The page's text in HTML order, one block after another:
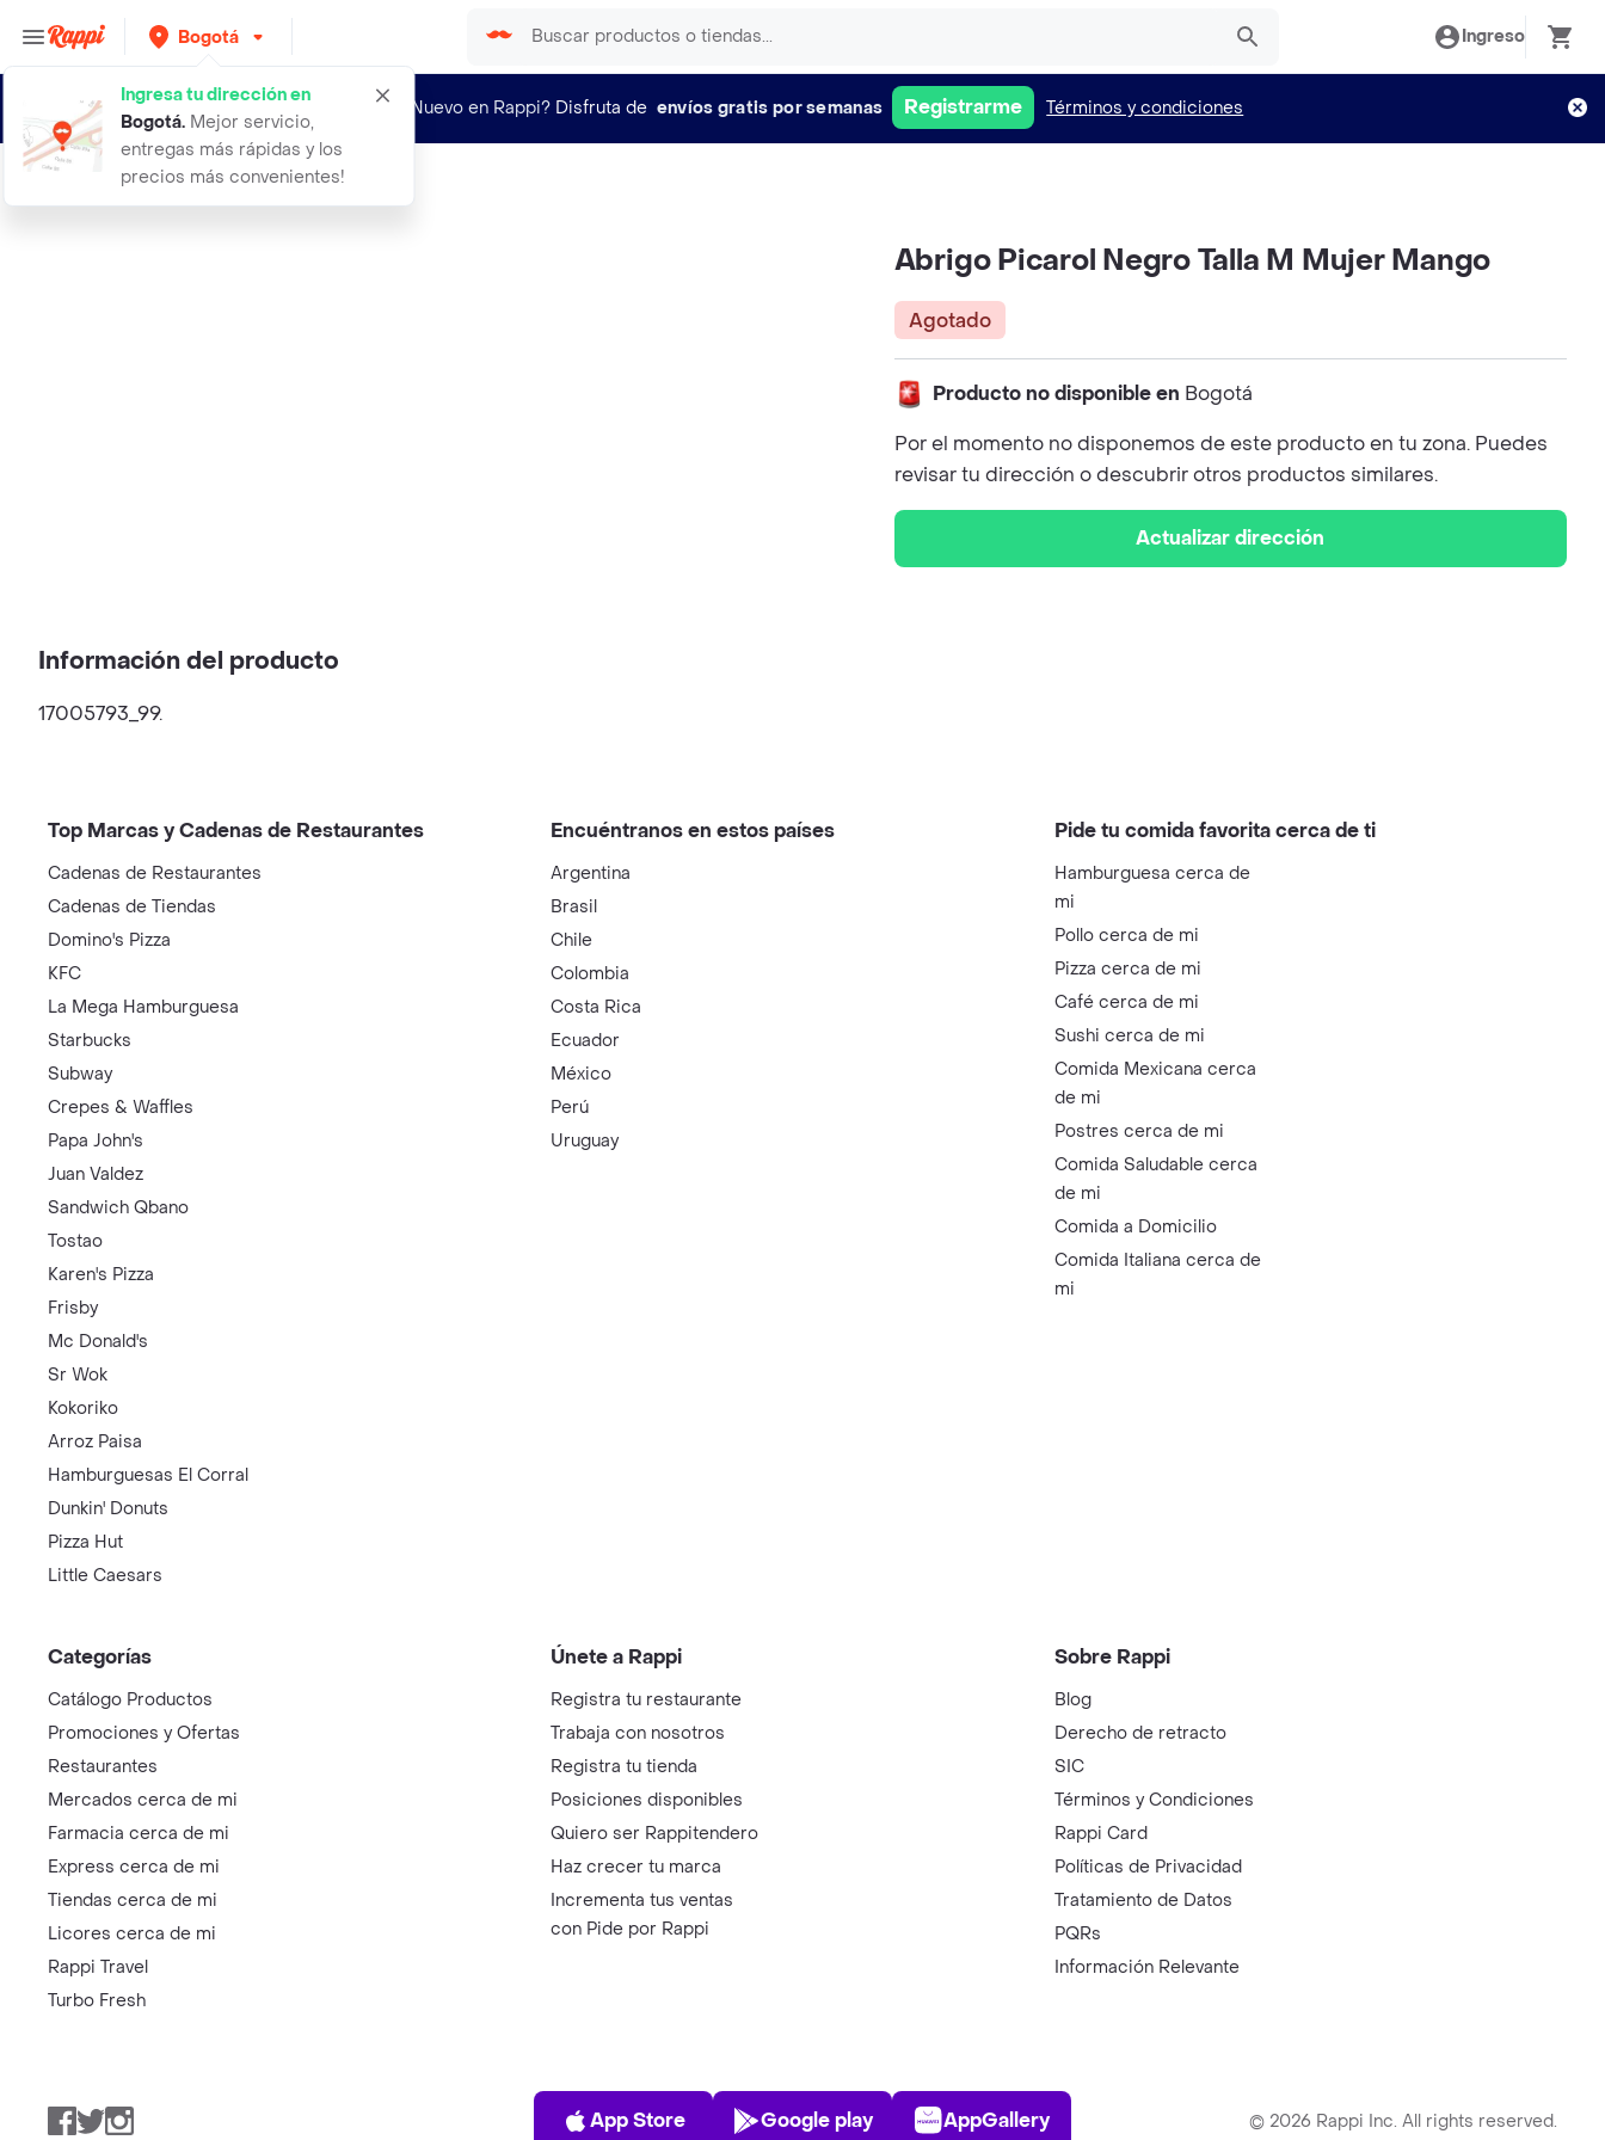
Bogotá
Ingresa tu dirección en
Bogotá. Mejor servicio,
entregas más rápidas y los
precios más convenientes!
Ingreso
¿Nuevo en Rappi? Disfruta de envíos gratis por semanas Registrarme Términos y condiciones
abrigo picarol negro talla m mujer
Abrigo Picarol Negro Talla M Mujer Mango
Agotado
Producto no disponible en Bogotá
Por el momento no disponemos de este producto en tu zona. Puedes
revisar tu dirección o descubrir otros productos similares.
Actualizar dirección
Información del producto
17005793_99.
Top Marcas y Cadenas de Restaurantes
Cadenas de Restaurantes
Cadenas de Tiendas
Domino's Pizza
KFC
La Mega Hamburguesa
Starbucks
Subway
Crepes & Waffles
Papa John's
Juan Valdez
Sandwich Qbano
Tostao
Karen's Pizza
Frisby
Mc Donald's
Sr Wok
Kokoriko
Arroz Paisa
Hamburguesas El Corral
Dunkin' Donuts
Pizza Hut
Little Caesars
Encuéntranos en estos países
Argentina
Brasil
Chile
Colombia
Costa Rica
Ecuador
México
Perú
Uruguay
Pide tu comida favorita cerca de ti
Hamburguesa cerca de
mi
Pollo cerca de mi
Pizza cerca de mi
Café cerca de mi
Sushi cerca de mi
Comida Mexicana cerca
de mi
Postres cerca de mi
Comida Saludable cerca
de mi
Comida a Domicilio
Comida Italiana cerca de
mi
Categorías
Catálogo Productos
Promociones y Ofertas
Restaurantes
Mercados cerca de mi
Farmacia cerca de mi
Express cerca de mi
Tiendas cerca de mi
Licores cerca de mi
Rappi Travel
Turbo Fresh
Únete a Rappi
Registra tu restaurante
Trabaja con nosotros
Registra tu tienda
Posiciones disponibles
Quiero ser Rappitendero
Haz crecer tu marca
Incrementa tus ventas
con Pide por Rappi
Sobre Rappi
Blog
Derecho de retracto
SIC
Términos y Condiciones
Rappi Card
Políticas de Privacidad
Tratamiento de Datos
PQRs
Información Relevante
Facebook
TwitterInstagram
App Store
App Store
Play Store
Google play
AppGallery
AppGallery © 2026 Rappi Inc. All rights reserved.